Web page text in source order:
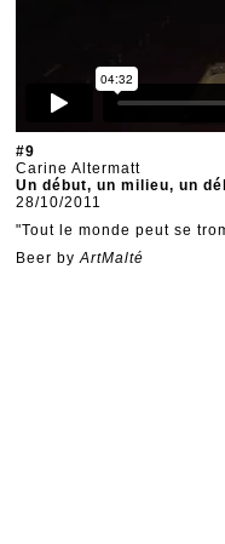
#9
Carine Altermatt
Un début, un milieu, un
28/10/2011
"Tout le monde peut se
Beer byArtMalté